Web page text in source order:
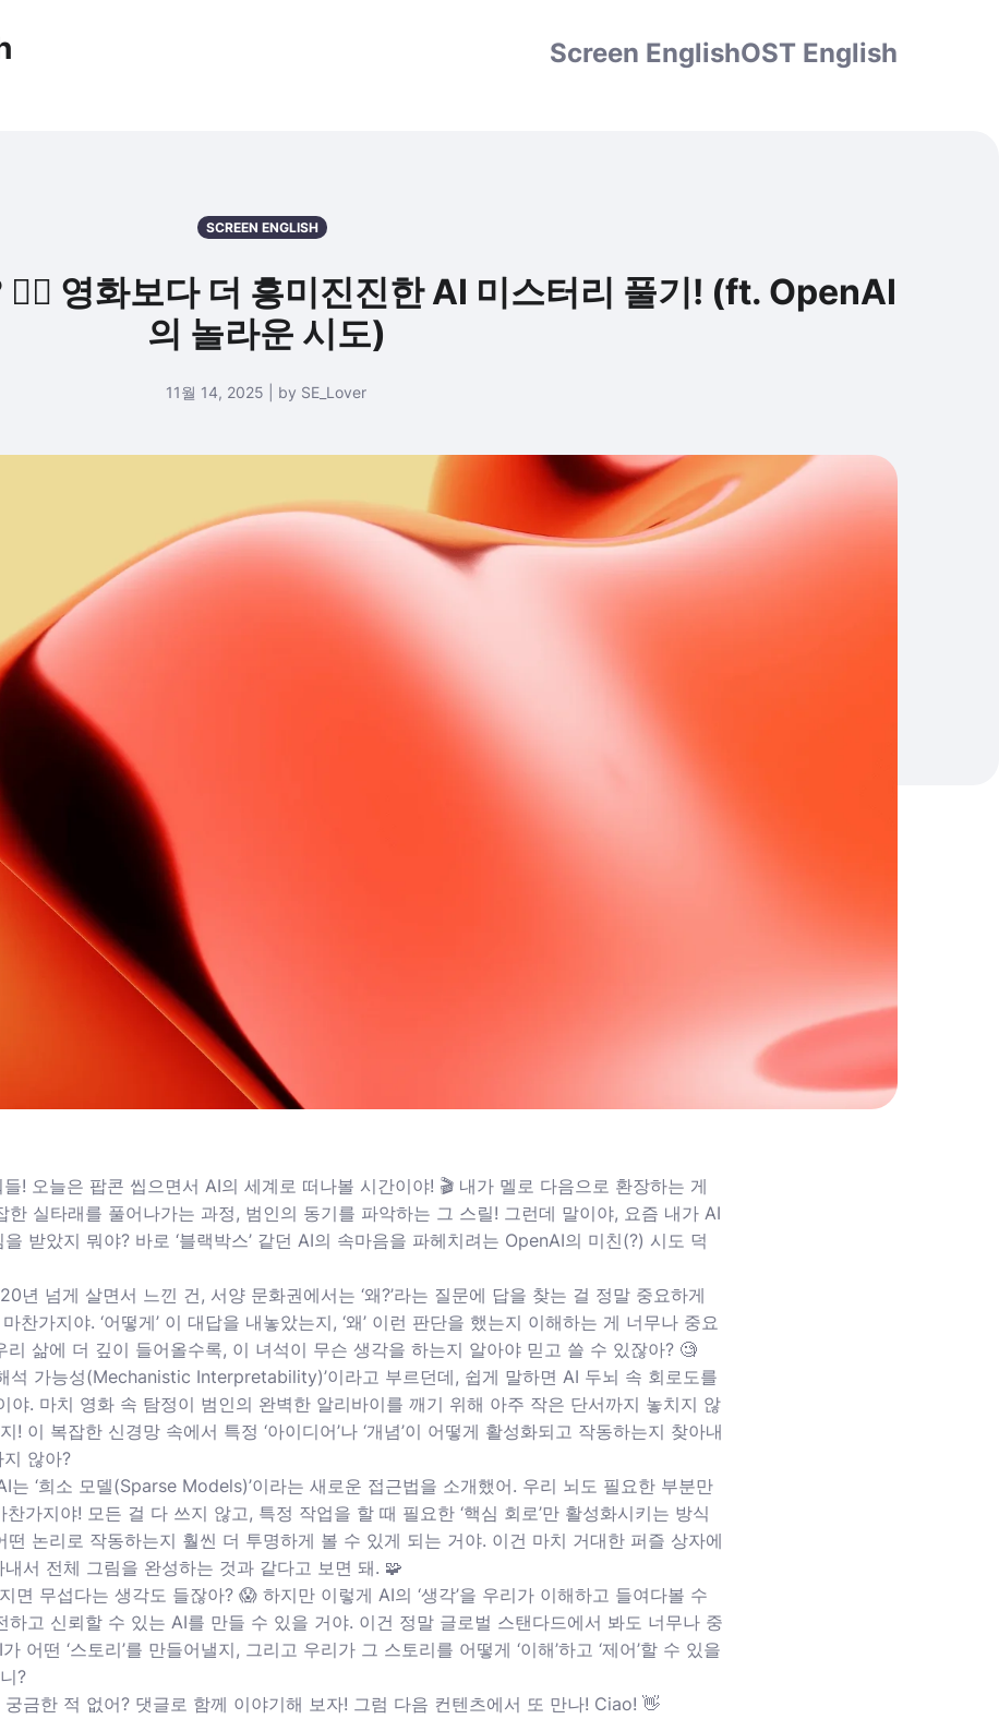
Screen EnglishOST English
SCREEN ENGLISH
🕵️‍♀️ 영화보다 더 흥미진진한 AI 미스터리 풀기! (ft. OpenAI
의 놀라운 시도)
11월 14, 2025 | by SE_Lover
! 오늘은 팝콘 씹으면서 AI의 세계로 떠나볼 시간이야! 🎬 내가 멜로 다음으로 환장하는 게
한 실타래를 풀어나가는 과정, 범인의 동기를 파악하는 그 스릴! 그런데 말이야, 요즘 내가 AI
받았지 뭐야? 바로 ‘블랙박스’ 같던 AI의 속마음을 파헤치려는 OpenAI의 미친(?) 시도 덕
년 넘게 살면서 느낀 건, 서양 문화권에서는 ‘왜?’라는 질문에 답을 찾는 걸 정말 중요하게
찬가지야. ‘어떻게’ 이 대답을 내놓았는지, ‘왜’ 이런 판단을 했는지 이해하는 게 너무나 중요
리 삶에 더 깊이 들어올수록, 이 녀석이 무슨 생각을 하는지 알아야 믿고 쓸 수 있잖아? 🧐
석 가능성(Mechanistic Interpretability)’이라고 부르던데, 쉽게 말하면 AI 두뇌 속 회로도를
야. 마치 영화 속 탐정이 범인의 완벽한 알리바이를 깨기 위해 아주 작은 단서까지 놓치지 않
! 이 복잡한 신경망 속에서 특정 ‘아이디어’나 ‘개념’이 어떻게 활성화되고 작동하는지 찾아내
않아?
는 ‘희소 모델(Sparse Models)’이라는 새로운 접근법을 소개했어. 우리 뇌도 필요한 부분만
가지야! 모든 걸 다 쓰지 않고, 특정 작업을 할 때 필요한 ‘핵심 회로’만 활성화시키는 방식
떤 논리로 작동하는지 훨씬 더 투명하게 볼 수 있게 되는 거야. 이건 마치 거대한 퍼즐 상자에
서 전체 그림을 완성하는 것과 같다고 보면 돼. 🧩
면 무섭다는 생각도 들잖아? 😱 하지만 이렇게 AI의 ‘생각’을 우리가 이해하고 들여다볼 수
하고 신뢰할 수 있는 AI를 만들 수 있을 거야. 이건 정말 글로벌 스탠다드에서 봐도 너무나 중
어떤 ‘스토리’를 만들어낼지, 그리고 우리가 그 스토리를 어떻게 ‘이해’하고 ‘제어’할 수 있을
?
궁금한 적 없어? 댓글로 함께 이야기해 보자! 그럼 다음 컨텐츠에서 또 만나! Ciao! 👋